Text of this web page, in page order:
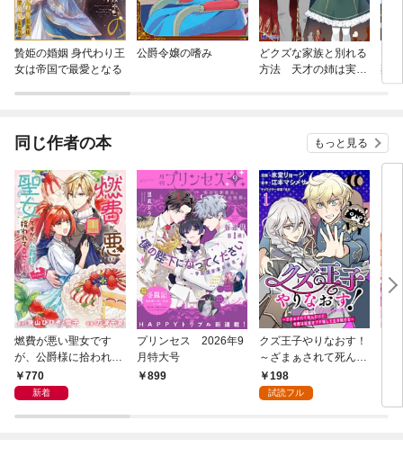
贄姫の婚姻 身代わり王
女は帝国で最愛となる
公爵令嬢の嗜み
どクズな家族と別れる
方法 天才の姉は実は
棄
力
く
同じ作者の本 もっと見る
燃費が悪い聖女です
が、公爵様に拾われて
幸せです！（ごはん的
に♪）（コミック） 1
770
新着
プリンセス 2026年9
月特大号
899
クズ王子やりなおす！
～ざまぁされて死んだ
けど、今度は筋書きブ
チ壊して生き延びる～
198
試読フル